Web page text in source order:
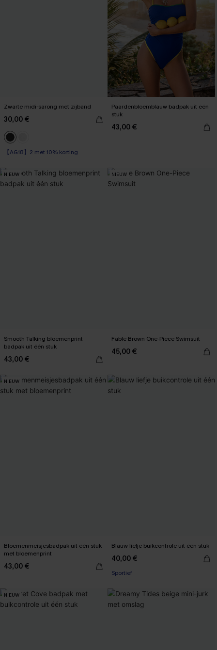
Zwarte midi-sarong met zijband
30,00 €
【AG18】2 met 10% korting
Paardenbloemblauw badpak uit één
stuk
43,00 €
NIEUW
Smooth Talking bloemenprint
badpak uit één stuk
43,00 €
NIEUW
Fable Brown One-Piece Swimsuit
45,00 €
NIEUW
Bloemenmeisjesbadpak uit één stuk
met bloemenprint
43,00 €
Blauw liefje buikcontrole uit één stuk
40,00 €
Sportief
NIEUW